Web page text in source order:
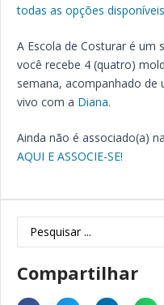
todas as opções
A Escola de Costurar é um
você recebe 4 (quatro)
semana, acompanhado de
vivo com a Diana.
Ainda não é associado(a)
AQUI E ASSOCIE-SE!
Compartilhar